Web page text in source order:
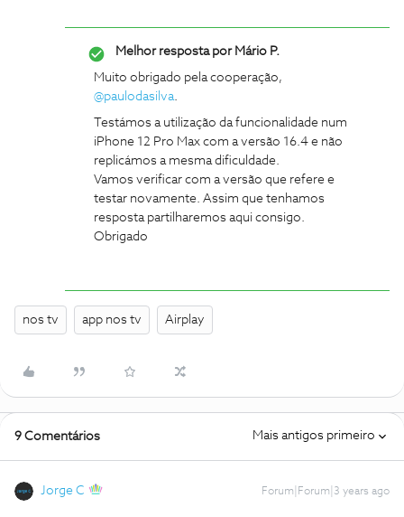
Melhor resposta porMário P.
Muito obrigado pela cooperação,
@paulodasilva.
Testámos a utilização da funcionalidade num
iPhone 12 Pro Max com a versão 16.4 e não
replicámos a mesma dificuldade.
Vamos verificar com a versão que refere e
testar novamente. Assim que tenhamos
resposta partilharemos aqui consigo.
Obrigado
nos tv app nos tv Airplay
9 Comentários Mais antigos primeiro
Jorge C Forum|Forum|3 years ago